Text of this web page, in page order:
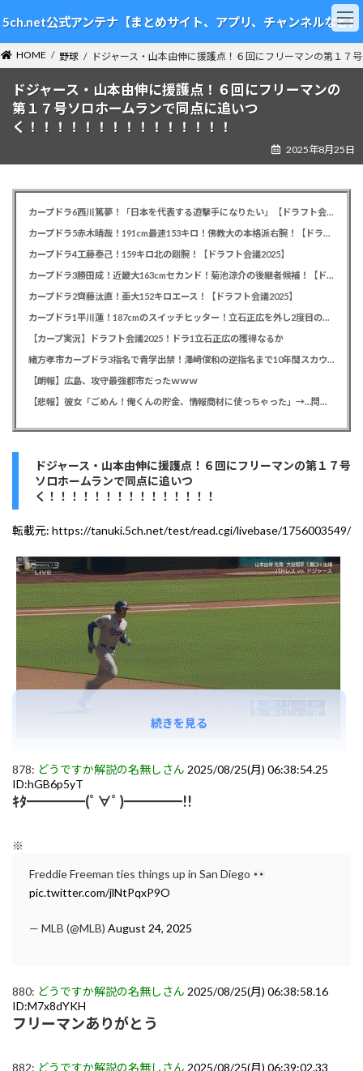
ン
テ
ン
ツ
ビ
ゲ
ー
シ
5ch.net公式アンテナ【まとめサイト、アプリ、チャンネルなど】
HOME 野球 ドジャース・山本由伸に援護点！６回にフリーマンの第１７
ドジャース・山本由伸に援護点！６回にフリーマンの
第１７号ソロホームランで同点に追いつ
く！！！！！！！！！！！！！！！
2025年8月25日
カープドラ6西川篤夢！「日本を代表する遊撃手になりたい」【ドラフト会議2025】
カープドラ5赤木晴哉！191cm最速153キロ！佛教大の本格派右腕！【ドラフト会議2025】
カープドラ4工藤泰己！159キロ北の剛腕！【ドラフト会議2025】
カープドラ3勝田成！近畿大163cmセカンド！菊池涼介の後継者候補！【ドラフト会議2025】
カープドラ2齊藤汰直！亜大152キロエース！【ドラフト会議2025】
カープドラ1平川蓮！187cmのスイッチヒッター！立石正広を外し2度目の重複も新井監督がクジを引き当てる！【ドラフト会議2025】
【カープ実況】ドラフト会議2025！ドラ1立石正広の獲得なるか
緒方孝市カープドラ3指名で青学出禁！澤﨑俊和の逆指名まで10年間スカウト出禁
【朗報】広島、攻守最強都市だったｗｗｗ
【悲報】彼女「ごめん！俺くんの貯金、情報商材に使っちゃった」→…問い詰めたらギャン泣きされたんだが俺が悪いのか？
ドジャース・山本由伸に援護点！６回にフリーマンの第１７号
ソロホームランで同点に追いつ
く！！！！！！！！！！！！！！！
転載元: https://tanuki.5ch.net/test/read.cgi/livebase/1756003549/
878: どうですか解説の名無しさん 2025/08/25(月) 06:38:54.25
ID:hGB6p5yT
ｷﾀ━━━━(ﾟ∀ﾟ)━━━━!!
※
Freddie Freeman ties things up in San Diego
pic.twitter.com/jlNtPqxP9O
— MLB (@MLB) August 24, 2025
880: どうですか解説の名無しさん 2025/08/25(月) 06:38:58.16
ID:M7x8dYKH
フリーマンありがとう
882: どうですか解説の名無しさん 2025/08/25(月) 06:39:02.33
続きを見る